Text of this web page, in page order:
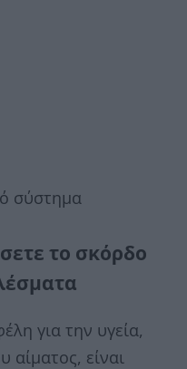
σύστημα
το σκόρδο
για την υγεία,
αίματος, είναι